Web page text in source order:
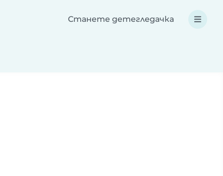
Станете детегледачка